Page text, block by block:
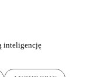
inteligencję